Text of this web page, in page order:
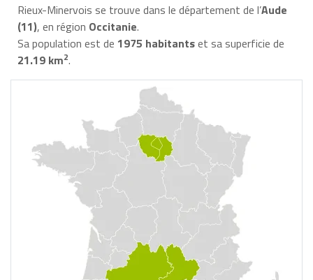
Rieux-Minervois se trouve dans le département de l’Aude
(11), en région Occitanie.
Sa population est de 1975 habitantset sa superficie de
21.19 km2.